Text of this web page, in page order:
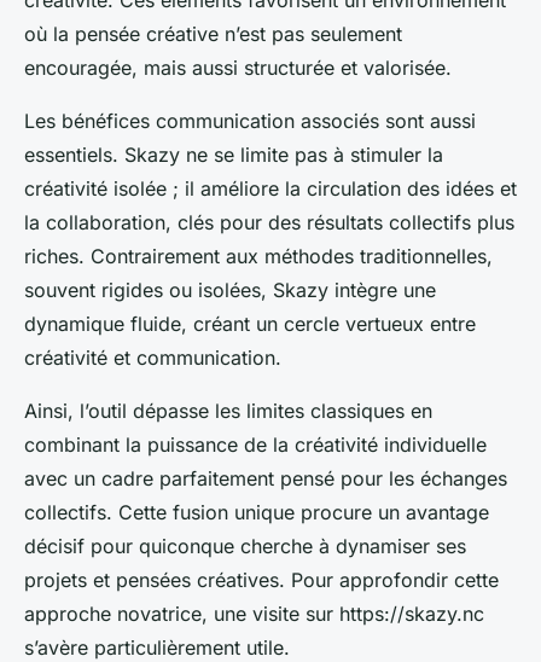
où la pensée créative n’est pas seulement
encouragée, mais aussi structurée et valorisée.
Les bénéfices communication associés sont aussi
essentiels. Skazy ne se limite pas à stimuler la
créativité isolée ; il améliore la circulation des idées et
la collaboration, clés pour des résultats collectifs plus
riches. Contrairement aux méthodes traditionnelles,
souvent rigides ou isolées, Skazy intègre une
dynamique fluide, créant un cercle vertueux entre
créativité et communication.
Ainsi, l’outil dépasse les limites classiques en
combinant la puissance de la créativité individuelle
avec un cadre parfaitement pensé pour les échanges
collectifs. Cette fusion unique procure un avantage
décisif pour quiconque cherche à dynamiser ses
projets et pensées créatives. Pour approfondir cette
approche novatrice, une visite sur https://skazy.nc
s’avère particulièrement utile.